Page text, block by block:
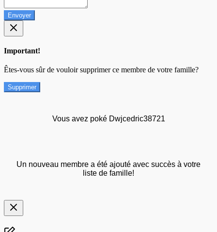
Envoyer
Important!
Êtes-vous sûr de vouloir supprimer ce membre de votre famille?
Supprimer
Vous avez poké Dwjcedric38721
Un nouveau membre a été ajouté avec succès à votre
liste de famille!